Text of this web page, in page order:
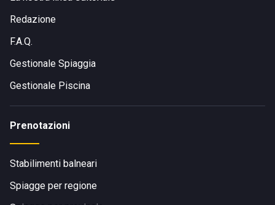
Redazione
F.A.Q.
Gestionale Spiaggia
Gestionale Piscina
Prenotazioni
Stabilimenti balneari
Spiagge per regione